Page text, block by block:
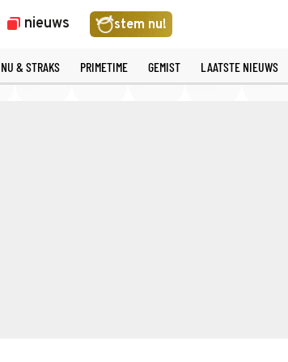
nieuws stem nu!
NU & STRAKS PRIMETIME GEMIST LAATSTE NIEUWS